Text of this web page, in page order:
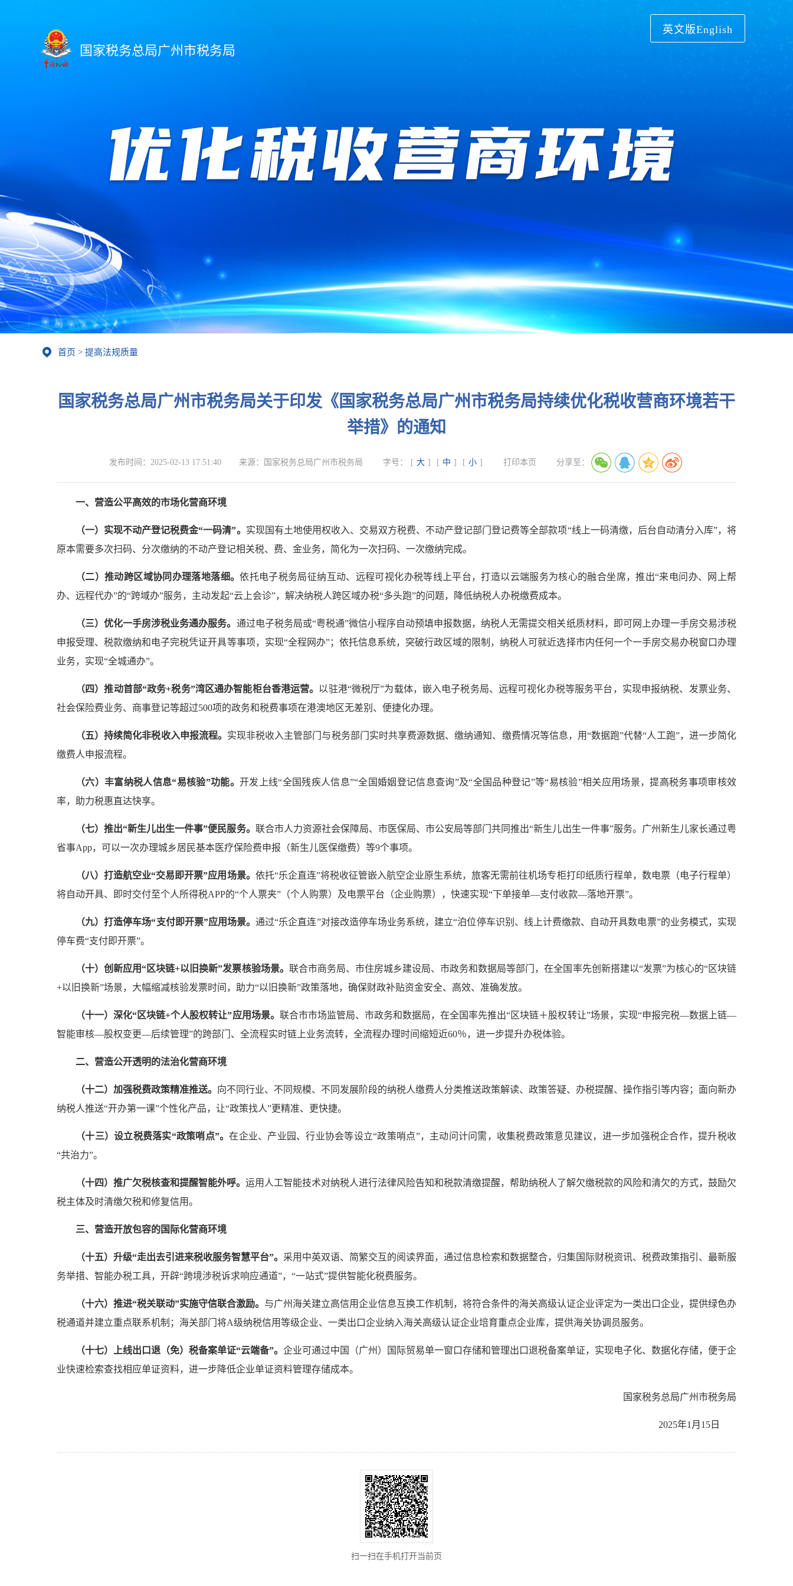
国家税务总局广州市税务局
英文版English
首页 > 提高法规质量
国家税务总局广州市税务局关于印发《国家税务总局广州市税务局持续优化税收营商环境若干
举措》的通知
发布时间： 2025-02-13 17:51:40 来源： 国家税务总局广州市税务局 字号： [ 大 ] [ 中 ] [ 小 ] 打印本页 分享至：
一、营造公平高效的市场化营商环境
（一）实现不动产登记税费金“一码清”。 实现国有土地使用权收入、交易双方税费、不动产登记部门登记费等全部款项“线上一码清缴，后台自动清分入库”，将
原本需要多次扫码、分次缴纳的不动产登记相关税、费、金业务，简化为一次扫码、一次缴纳完成。
（二）推动跨区域协同办理落地落细。依托电子税务局征纳互动、远程可视化办税等线上平台，打造以云端服务为核心的融合坐席，推出“来电问办、网上帮
办、远程代办”的“跨域办”服务，主动发起“云上会诊”，解决纳税人跨区域办税“多头跑”的问题，降低纳税人办税缴费成本。
（三）优化一手房涉税业务通办服务。 通过电子税务局或“粤税通”微信小程序自动预填申报数据，纳税人无需提交相关纸质材料，即可网上办理一手房交易涉税
申报受理、税款缴纳和电子完税凭证开具等事项，实现“全程网办”；依托信息系统，突破行政区域的限制，纳税人可就近选择市内任何一个一手房交易办税窗口办理
业务，实现“全城通办”。
（四）推动首部“政务+税务”湾区通办智能柜台香港运营。 以驻港“微税厅”为载体，嵌入电子税务局、远程可视化办税等服务平台，实现申报纳税、发票业务、
社会保险费业务、商事登记等超过500项的政务和税费事项在港澳地区无差别、便捷化办理。
（五）持续简化非税收入申报流程。 实现非税收入主管部门与税务部门实时共享费源数据、缴纳通知、缴费情况等信息，用“数据跑”代替“人工跑”，进一步简化
缴费人申报流程。
（六）丰富纳税人信息“易核验”功能。 开发上线“全国残疾人信息”“全国婚姻登记信息查询”及“全国品种登记”等“易核验”相关应用场景，提高税务事项审核效
率，助力税惠直达快享。
（七）推出“新生儿出生一件事”便民服务。 联合市人力资源社会保障局、市医保局、市公安局等部门共同推出“新生儿出生一件事”服务。广州新生儿家长通过粤
省事App，可以一次办理城乡居民基本医疗保险费申报（新生儿医保缴费）等9个事项。
（八）打造航空业“交易即开票”应用 场景。 依托“乐企直连”将税收征管嵌入航空企业原生系统，旅客无需前往机场专柜打印纸质行程单，数电票（电子行程单）
将自动开具、即时交付至个人所得税APP的“个人票夹”（个人购票）及电票平台（企业购票），快速实现“下单接单—支付收款—落地开票”。
（九）打造停车场“支付即开票”应用场景。通过“乐企直连”对接改造停车场业务系统，建立“泊位停车识别、线上计费缴款、自动开具数电票”的业务模式，实现
停车费“支付即开票”。
（十）创新应用“区块链+以旧换新”发票核验场景。 联合市商务局、市住房城乡建设局、市政务和数据局等部门，在全国率先创新搭建以“发票”为核心的“区块链
+以旧换新”场景，大幅缩减核验发票时间，助力“以旧换新”政策落地，确保财政补贴资金安全、高效、准确发放。
（十一）深化“区块链+个人股权转让”应用场景。 联合市市场监管局、市政务和数据局，在全国率先推出“区块链＋股权转让”场景，实现“申报完税—数据上链—
智能审核—股权变更—后续管理”的跨部门、全流程实时链上业务流转，全流程办理时间缩短近60％，进一步提升办税体验。
二、营造公开透明的法治化营商环境
（十二）加强税费政策精准推送。 向不同行业、不同规模、不同发展阶段的纳税人缴费人分类推送政策解读、政策答疑、办税提醒、操作指引等内容；面向新办
纳税人推送“开办第一课”个性化产品，让“政策找人”更精准、更快捷。
（十三）设立税费落实“政策哨点”。在企业、产业园、行业协会等设立“政策哨点”，主动问计问需，收集税费政策意见建议，进一步加强税企合作，提升税收
“共治力”。
（十四）推广欠税核查和提醒智能外呼。 运用人工智能技术对纳税人进行法律风险告知和税款清缴提醒，帮助纳税人了解欠缴税款的风险和清欠的方式，鼓励欠
税主体及时清缴欠税和修复信用。
三、营造开放包容的国际化营商环境
（十五）升级“走出去引进来税收服务智慧平台”。 采用中英双语、简繁交互的阅读界面，通过信息检索和数据整合，归集国际财税资讯、税费政策指引、最新服
务举措、智能办税工具，开辟“跨境涉税诉求响应通道”，“一站式”提供智能化税费服务。
（十六）推进“税关联动”实施守信联合激励。 与广州海关建立高信用企业信息互换工作机制，将符合条件的海关高级认证企业评定为一类出口企业，提供绿色办
税通道并建立重点联系机制；海关部门将A级纳税信用等级企业、一类出口企业纳入海关高级认证企业培育重点企业库，提供海关协调员服务。
（十七）上线出口退（免）税备案单证“云端备”。 企业可通过中国（广州）国际贸易单一窗口存储和管理出口退税备案单证，实现电子化、数据化存储，便于企
业快速检索查找相应单证资料，进一步降低企业单证资料管理存储成本。
国家税务总局广州市税务局
2025年1月15日
扫一扫在手机打开当前页